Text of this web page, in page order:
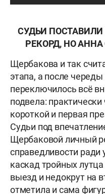
СУДЬИ
РЕКОРД, НО
Щербакова и так
этапа, а после череды
переключилось всё
подвела:
короткой и первая
Судьи под
Щербаковой личный
справедливости ради
каскад тройных
выезд и недокрут на
отметила и сама